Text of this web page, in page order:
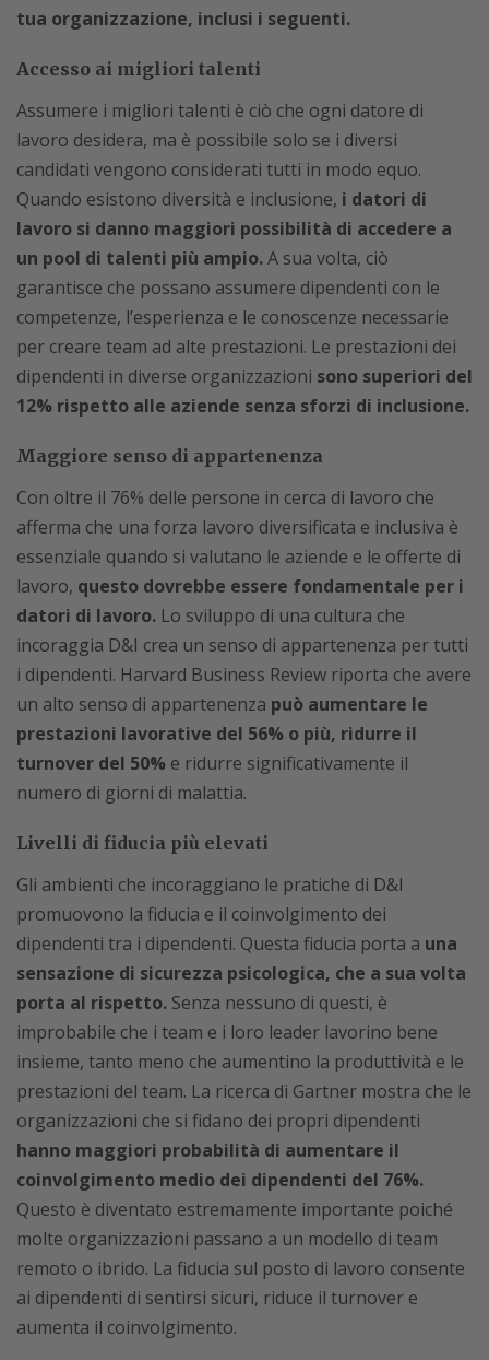
tua organizzazione, inclusi i seguenti.
Accesso ai migliori talenti
Assumere i migliori talenti è ciò che ogni datore di
lavoro desidera, ma è possibile solo se i diversi
candidati vengono considerati tutti in modo equo.
Quando esistono diversità e inclusione, i datori di
lavoro si danno maggiori possibilità di accedere a
un pool di talenti più ampio.A sua volta, ciò
garantisce che possano assumere dipendenti con le
competenze, l’esperienza e le conoscenze necessarie
per creare team ad alte prestazioni. Le prestazioni dei
dipendenti in diverse organizzazioni sono superiori del
12% rispetto alle aziende senza sforzi di inclusione.
Maggiore senso di appartenenza
Con oltre il 76% delle persone in cerca di lavoro che
afferma che una forza lavoro diversificata e inclusiva è
essenziale quando si valutano le aziende e le offerte di
lavoro, questo dovrebbe essere fondamentale per i
datori di lavoro. Lo sviluppo di una cultura che
incoraggia D&I crea un senso di appartenenza per tutti
i dipendenti. Harvard Business Review riporta che avere
un alto senso di appartenenza può aumentare le
prestazioni lavorative del 56% o più, ridurre il
turnover del 50% e ridurre significativamente il
numero di giorni di malattia.
Livelli di fiducia più elevati
Gli ambienti che incoraggiano le pratiche di D&I
promuovono la fiducia e il coinvolgimento dei
dipendenti tra i dipendenti. Questa fiducia porta a una
sensazione di sicurezza psicologica, che a sua volta
porta al rispetto. Senza nessuno di questi, è
improbabile che i team e i loro leader lavorino bene
insieme, tanto meno che aumentino la produttività e le
prestazioni del team. La ricerca di Gartner mostra che le
organizzazioni che si fidano dei propri dipendenti
hanno maggiori probabilità di aumentare il
coinvolgimento medio dei dipendenti del 76%.
Questo è diventato estremamente importante poiché
molte organizzazioni passano a un modello di team
remoto o ibrido. La fiducia sul posto di lavoro consente
ai dipendenti di sentirsi sicuri, riduce il turnover e
aumenta il coinvolgimento.